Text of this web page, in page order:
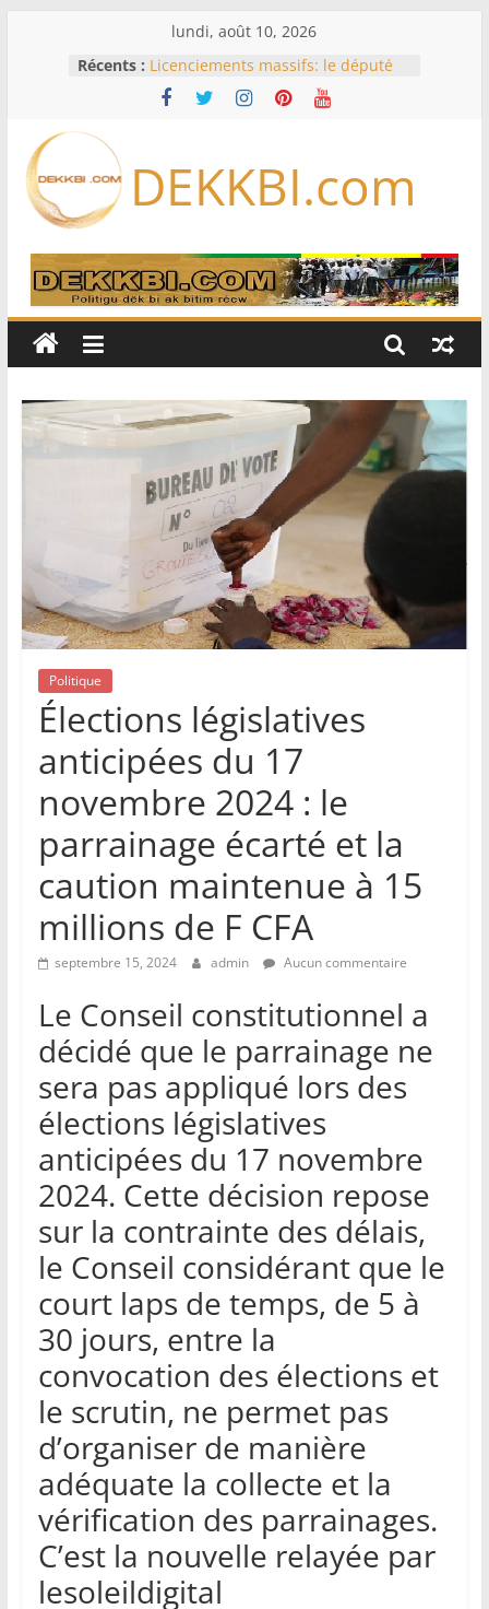
lundi, août 10, 2026
Récents : Licenciements massifs: le député
Mbaye DIONE interpelle le
gouvernement sur plus de 30 000
des exportations sénégalaises se
dessine
pouvoirs du Bureau
Opinion – Alioune Ndoye, maire du
Plateau : Le Parti socialiste n’est
pas à vendre
que les Etats-Unis acceptent
DEKKBI.com
Politique
Élections législatives
anticipées du 17
novembre 2024 : le
parrainage écarté et la
caution maintenue à 15
millions de F CFA
septembre 15, 2024 admin Aucun commentaire
Le Conseil constitutionnel a
décidé que le parrainage ne
sera pas appliqué lors des
élections législatives
anticipées du 17 novembre
2024. Cette décision repose
sur la contrainte des délais,
le Conseil considérant que le
court laps de temps, de 5 à
30 jours, entre la
convocation des élections et
le scrutin, ne permet pas
d’organiser de manière
adéquate la collecte et la
vérification des parrainages.
C’est la nouvelle relayée par
lesoleildigital